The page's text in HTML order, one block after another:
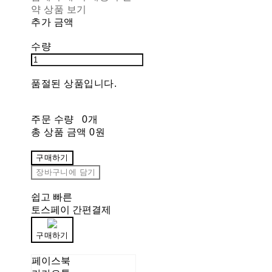
약 상품 보기
추가 금액
수량
품절된 상품입니다.
주문 수량
0개
총 상품 금액 0원
구매하기
장바구니에 담기
쉽고 빠른
토스페이 간편결제
구매하기
페이스북